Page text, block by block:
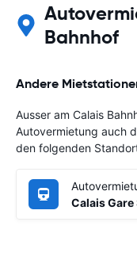
Bahnhof
Andere
Ausser am Calais
Autovermietung auch
den folgenden
Calais Gare